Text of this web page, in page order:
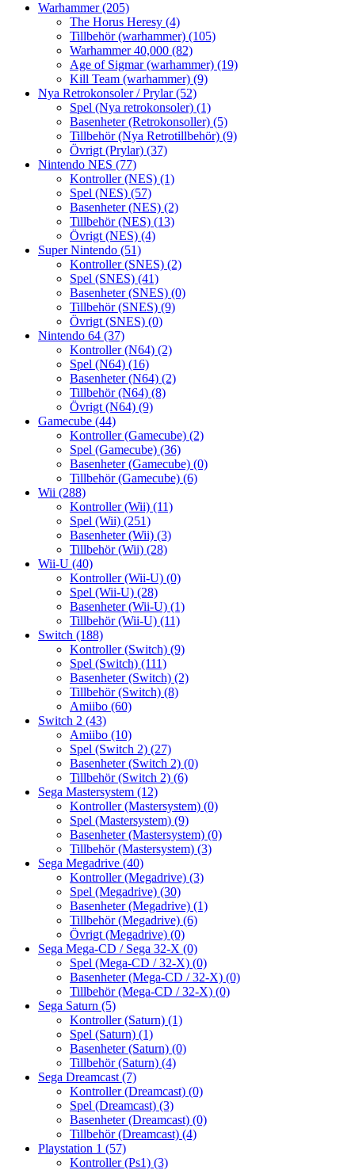
Warhammer(205)
The Horus Heresy (4)
Tillbehör (warhammer) (105)
Warhammer 40,000 (82)
Age of Sigmar (warhammer) (19)
Kill Team (warhammer) (9)
Nya Retrokonsoler / Prylar(52)
Spel (Nya retrokonsoler) (1)
Basenheter (Retrokonsoller) (5)
Tillbehör (Nya Retrotillbehör) (9)
Övrigt (Prylar) (37)
Nintendo NES (77)
Kontroller (NES) (1)
Spel (NES) (57)
Basenheter (NES) (2)
Tillbehör (NES) (13)
Övrigt (NES) (4)
Super Nintendo (51)
Kontroller (SNES) (2)
Spel (SNES) (41)
Basenheter (SNES) (0)
Tillbehör (SNES) (9)
Övrigt (SNES) (0)
Nintendo 64 (37)
Kontroller (N64) (2)
Spel (N64) (16)
Basenheter (N64) (2)
Tillbehör (N64) (8)
Övrigt (N64) (9)
Gamecube (44)
Kontroller (Gamecube) (2)
Spel (Gamecube) (36)
Basenheter (Gamecube) (0)
Tillbehör (Gamecube) (6)
Wii (288)
Kontroller (Wii) (11)
Spel (Wii) (251)
Basenheter (Wii) (3)
Tillbehör (Wii) (28)
Wii-U (40)
Kontroller (Wii-U) (0)
Spel (Wii-U) (28)
Basenheter (Wii-U) (1)
Tillbehör (Wii-U) (11)
Switch (188)
Kontroller (Switch) (9)
Spel (Switch) (111)
Basenheter (Switch) (2)
Tillbehör (Switch) (8)
Amiibo (60)
Switch 2 (43)
Amiibo (10)
Spel (Switch 2) (27)
Basenheter (Switch 2) (0)
Tillbehör (Switch 2) (6)
Sega Mastersystem (12)
Kontroller (Mastersystem) (0)
Spel (Mastersystem) (9)
Basenheter (Mastersystem) (0)
Tillbehör (Mastersystem) (3)
Sega Megadrive (40)
Kontroller (Megadrive) (3)
Spel (Megadrive) (30)
Basenheter (Megadrive) (1)
Tillbehör (Megadrive) (6)
Övrigt (Megadrive) (0)
Sega Mega-CD / Sega 32-X (0)
Spel (Mega-CD / 32-X) (0)
Basenheter (Mega-CD / 32-X) (0)
Tillbehör (Mega-CD / 32-X) (0)
Sega Saturn (5)
Kontroller (Saturn) (1)
Spel (Saturn) (1)
Basenheter (Saturn) (0)
Tillbehör (Saturn) (4)
Sega Dreamcast (7)
Kontroller (Dreamcast) (0)
Spel (Dreamcast) (3)
Basenheter (Dreamcast) (0)
Tillbehör (Dreamcast) (4)
Playstation 1 (57)
Kontroller (Ps1) (3)